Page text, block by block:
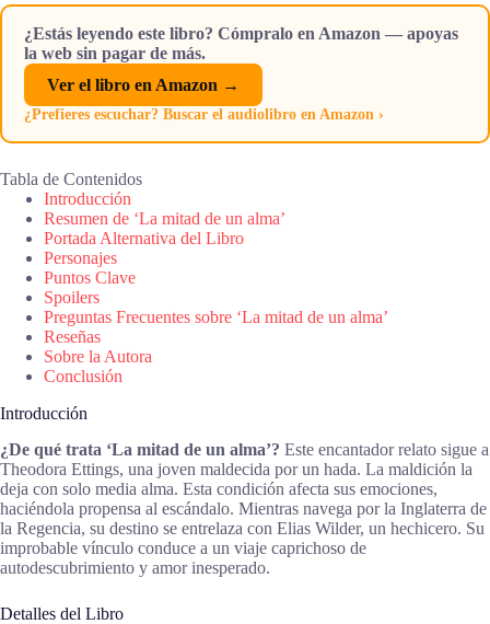
¿Estás leyendo este libro? Cómpralo en Amazon — apoyas
la web sin pagar de más.
Ver el libro en Amazon →
¿Prefieres escuchar? Buscar el audiolibro en Amazon ›
Tabla de Contenidos
Introducción
Resumen de ‘La mitad de un alma’
Portada Alternativa del Libro
Personajes
Puntos Clave
Spoilers
Preguntas Frecuentes sobre ‘La mitad de un alma’
Reseñas
Sobre la Autora
Conclusión
Introducción
¿De qué trata ‘La mitad de un alma’? Este encantador relato sigue a
Theodora Ettings, una joven maldecida por un hada. La maldición la
deja con solo media alma. Esta condición afecta sus emociones,
haciéndola propensa al escándalo. Mientras navega por la Inglaterra de
la Regencia, su destino se entrelaza con Elias Wilder, un hechicero. Su
improbable vínculo conduce a un viaje caprichoso de
autodescubrimiento y amor inesperado.
Detalles del Libro